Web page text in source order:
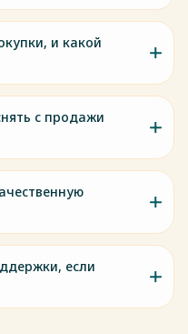
и какой
с продажи
если